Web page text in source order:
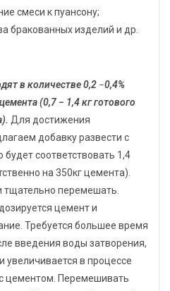
смеси к пуансону;
бракованных изделий и др.
в количестве 0,2 −0,4%
(0,7 − 1,4 кг готового
Для достижения
добавку развести с
соответствовать 1,4
на 350кг цемента).
тщательно перемешать.
цемент и
Требуется большее время
введения воды затворения,
увеличивается в процессе
цементом. Перемешивать